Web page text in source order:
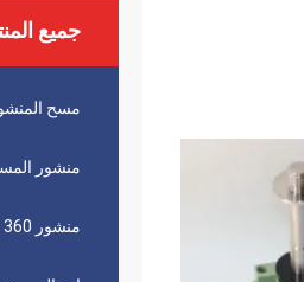
جميع
مسح
منشور
منشور 360 درجة